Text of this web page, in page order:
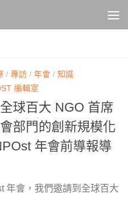
/ 專訪 / 年會 / 知識
編輯室
球百大 NGO 首席
部門的創新規模化
年會前導報導
年會，我們邀請到全球百大